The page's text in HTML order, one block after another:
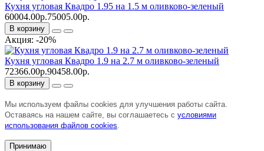
Кухня угловая Квадро 1.95 на 1.5 м оливково-зеленый
60004.00р.75005.00р.
В корзину
Акция: -20%
Кухня угловая Квадро 1.9 на 2.7 м оливково-зеленый
72366.00р.90458.00р.
В корзину
Мы используем файлы cookies для улучшения работы сайта.
Оставаясь на нашем сайте, вы соглашаетесь с условиями
использования файлов cookies
Принимаю